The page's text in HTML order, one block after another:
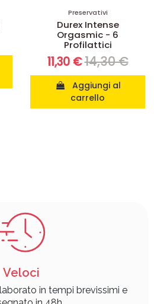
Preservativi
Durex Intense
Orgasmic - 6
Profilattici
11,30 €14,30 €
carrello
Veloci
in tempi brevissimi e